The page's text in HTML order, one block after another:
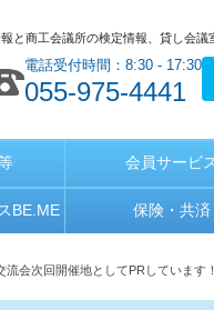
と商工会議所の検定情報、貸し会議
電話受付時間：8:30 - 17:30
055-975-4441
会員サービ
BE.ME 保険・共済
会次回開催地としてPRしています！